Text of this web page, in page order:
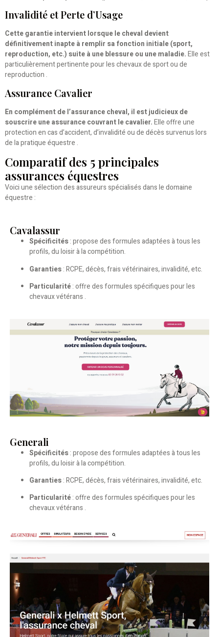
Invalidité et Perte d’Usage
Cette garantie intervient lorsque le cheval devient
définitivement inapte à remplir sa fonction initiale (sport,
reproduction, etc.) suite à une blessure ou une maladie.Elle est
particulièrement pertinente pour les chevaux de sport ou de
reproduction .
Assurance Cavalier
En complément de l’assurance cheval, il est judicieux de
souscrire une assurance couvrant le cavalier.Elle offre une
protection en cas d’accident, d’invalidité ou de décès survenus lors
de la pratique équestre .
Comparatif des 5 principales
assurances équestres
Voici une sélection des assureurs spécialisés dans le domaine
équestre :
Cavalassur
Spécificités: propose des formules adaptées à tous les
profils, du loisir à la compétition.
Garanties: RCPE, décès, frais vétérinaires, invalidité, etc.
Particularité: offre des formules spécifiques pour les
chevaux vétérans .
Generali
Spécificités: propose des formules adaptées à tous les
profils, du loisir à la compétition.
Garanties: RCPE, décès, frais vétérinaires, invalidité, etc.
Particularité: offre des formules spécifiques pour les
chevaux vétérans .